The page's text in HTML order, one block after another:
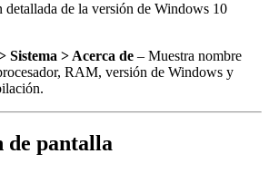
detallada de la versión de Windows 10
Sistema > Acerca de – Muestra nombre
RAM, versión de Windows y
de pantalla